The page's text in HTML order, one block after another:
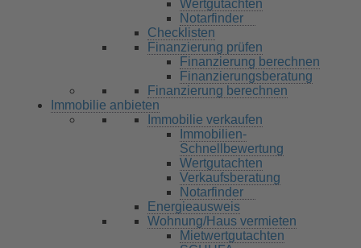
Wertgutachten
Notarfinder
Checklisten
Finanzierung prüfen
Finanzierung berechnen
Finanzierungsberatung
Finanzierung berechnen
Immobilie anbieten
Immobilie verkaufen
Immobilien-
Schnellbewertung
Wertgutachten
Verkaufsberatung
Notarfinder
Energieausweis
Wohnung/Haus vermieten
Mietwertgutachten